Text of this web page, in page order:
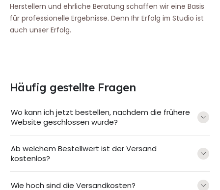
Herstellern und ehrliche Beratung schaffen wir eine Basis
für professionelle Ergebnisse. Denn Ihr Erfolg im Studio ist
auch unser Erfolg.
Häufig gestellte Fragen
Wo kann ich jetzt bestellen, nachdem die frühere
Website geschlossen wurde?
Ab welchem Bestellwert ist der Versand
kostenlos?
Wie hoch sind die Versandkosten?